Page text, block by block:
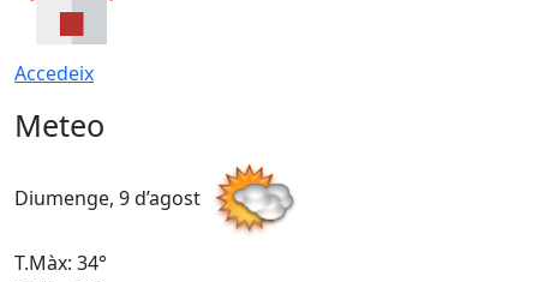
Accedeix
Meteo
Diumenge, 9 d’agost
T.Màx: 34°